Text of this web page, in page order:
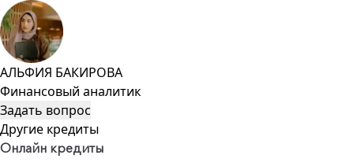
АЛЬФИЯ БАКИРОВА
Финансовый аналитик
Задать вопрос
Другие кредиты
Онлайн кредиты